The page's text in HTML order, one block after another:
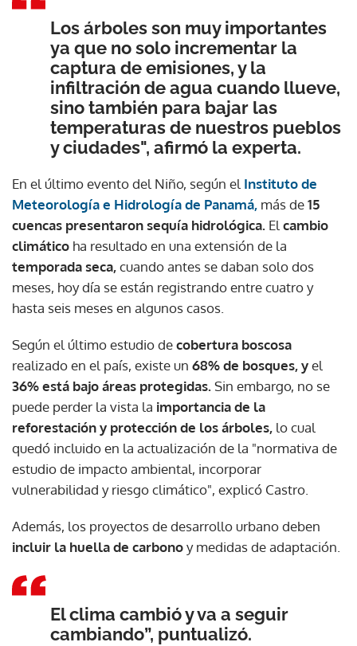
ACEPTAR
Los árboles son muy importantes
ya que no solo incrementar la
captura de emisiones, y la
infiltración de agua cuando llueve,
sino también para bajar las
temperaturas de nuestros pueblos
y ciudades", afirmó la experta.
En el último evento del Niño, según el Instituto de
Meteorología e Hidrología de Panamá, más de15
cuencas presentaron sequía hidrológica. Elcambio
climático ha resultado en una extensión de la
temporada seca,cuando antes se daban solo dos
meses, hoy día se están registrando entre cuatro y
hasta seis meses en algunos casos.
Según el último estudio decobertura boscosa
realizado en el país, existe un 68% de bosques, yel
36% está bajo áreas protegidas.Sin embargo, no se
puede perder la vista la importancia de la
reforestación y protección de los árboles, lo cual
quedó incluido en la actualización de la "normativa de
estudio de impacto ambiental, incorporar
vulnerabilidad y riesgo climático", explicó Castro.
Además, los proyectos de desarrollo urbano deben
incluir la huella de carbonoy medidas de adaptación.
El clima cambió y va a seguir
cambiando”, puntualizó.